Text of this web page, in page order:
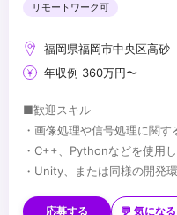
リモートワーク可
福岡県福岡市中央区高砂
年収例 360万円〜
■歓迎スキル
・画像処理や信号処理に関す
・C++、Pythonなどを使用
・Unity、または同様の開発
キル
応募する 💬 気にな